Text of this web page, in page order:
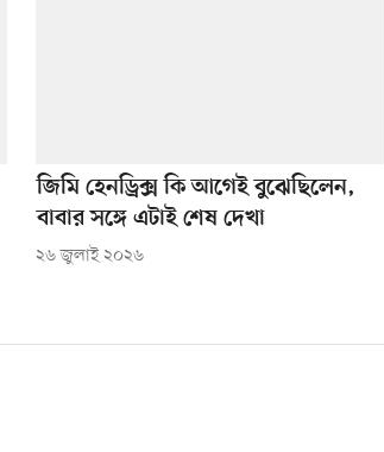
জিমি হেনড্রিক্স কি আগেই বুঝেছিলেন,
বাবার সঙ্গে এটাই শেষ দেখা
২৬ জুলাই ২০২৬